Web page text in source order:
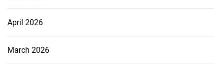
April 2026
March 2026